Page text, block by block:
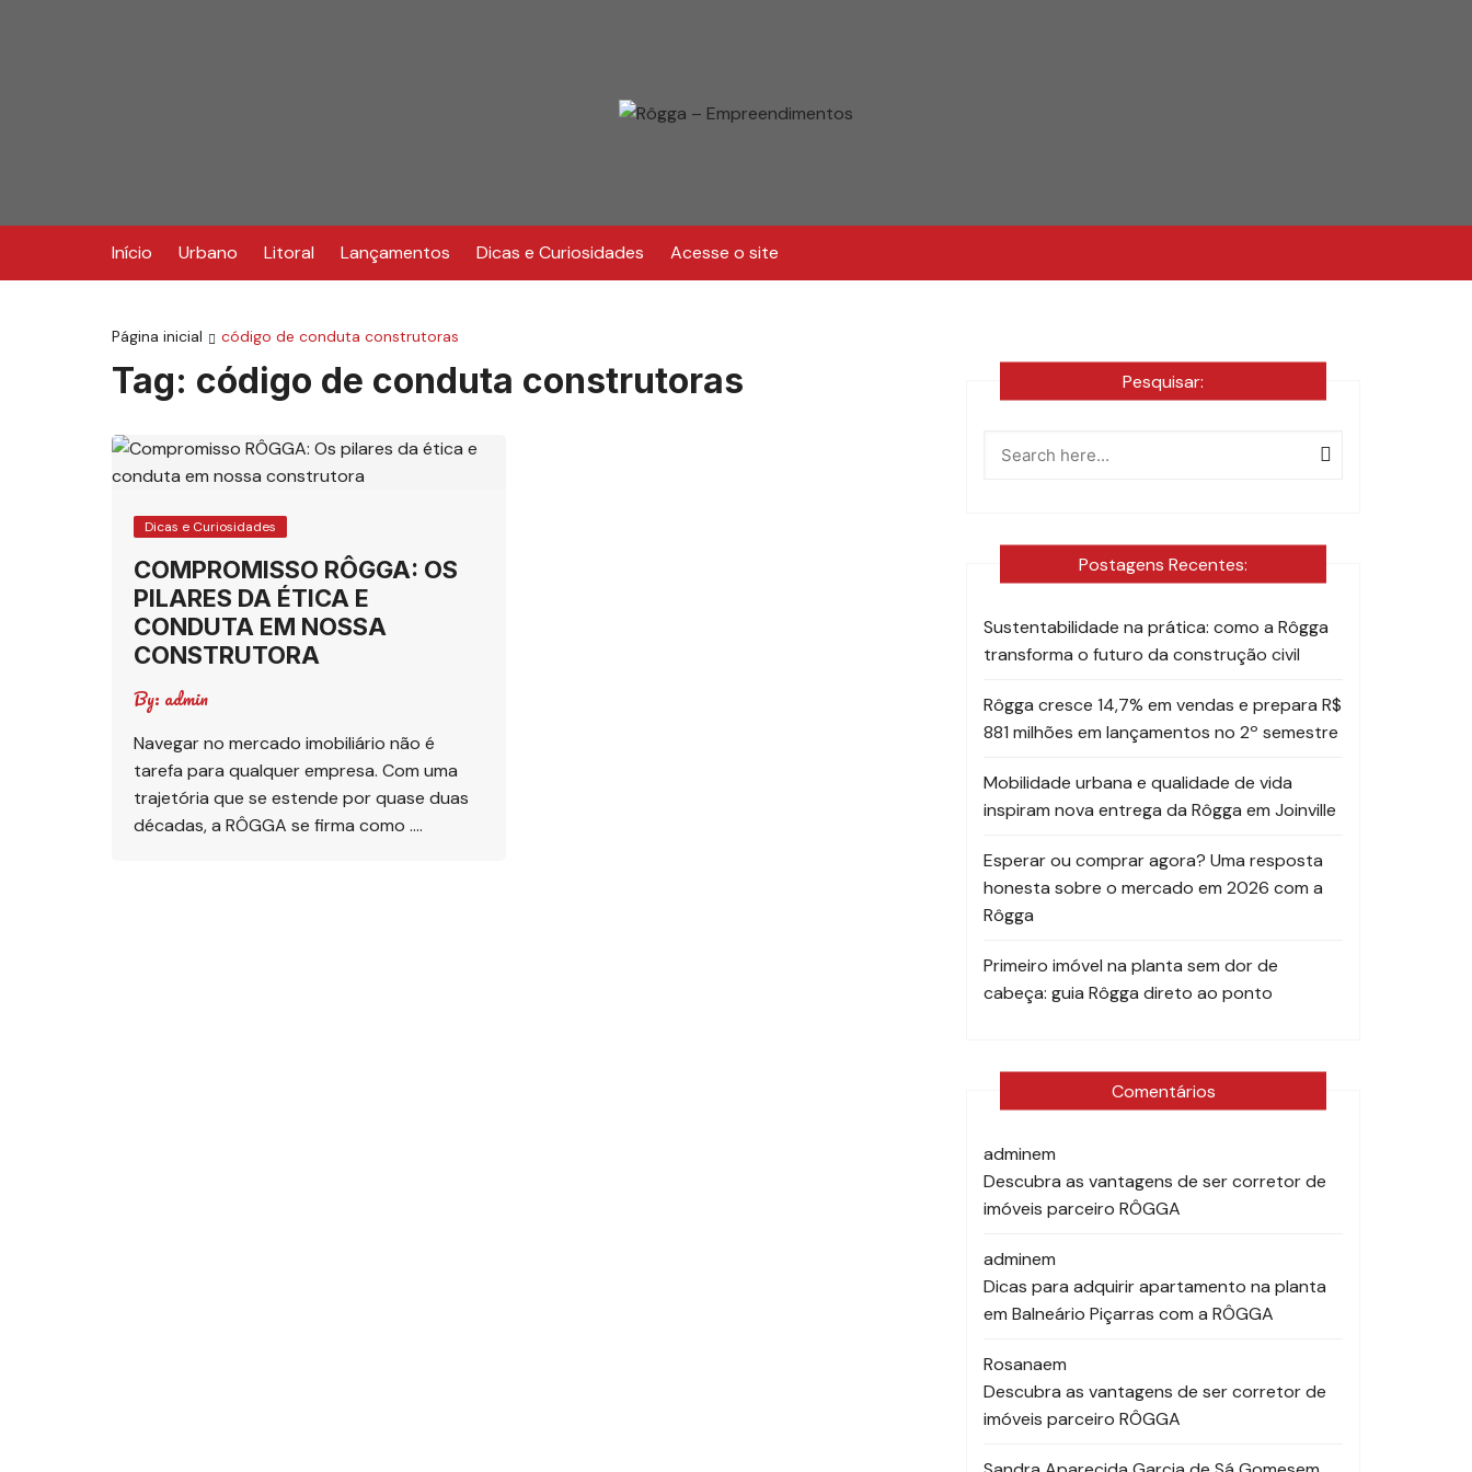
Início Urbano Litoral Lançamentos Dicas e Curiosidades Acesse o site
Página inicial código de conduta construtoras
Tag: código de conduta construtoras
Dicas e Curiosidades
COMPROMISSO RÔGGA: OS
PILARES DA ÉTICA E
CONDUTA EM NOSSA
CONSTRUTORA
By: admin
Navegar no mercado imobiliário não é
tarefa para qualquer empresa. Com uma
trajetória que se estende por quase duas
décadas, a RÔGGA se firma como ….
Pesquisar:
Postagens Recentes:
Sustentabilidade na prática: como a Rôgga
transforma o futuro da construção civil
Rôgga cresce 14,7% em vendas e prepara R$
881 milhões em lançamentos no 2º semestre
Mobilidade urbana e qualidade de vida
inspiram nova entrega da Rôgga em Joinville
Esperar ou comprar agora? Uma resposta
honesta sobre o mercado em 2026 com a
Rôgga
Primeiro imóvel na planta sem dor de
cabeça: guia Rôgga direto ao ponto
Comentários
adminem
Descubra as vantagens de ser corretor de
imóveis parceiro RÔGGA
adminem
Dicas para adquirir apartamento na planta
em Balneário Piçarras com a RÔGGA
Rosanaem
Descubra as vantagens de ser corretor de
imóveis parceiro RÔGGA